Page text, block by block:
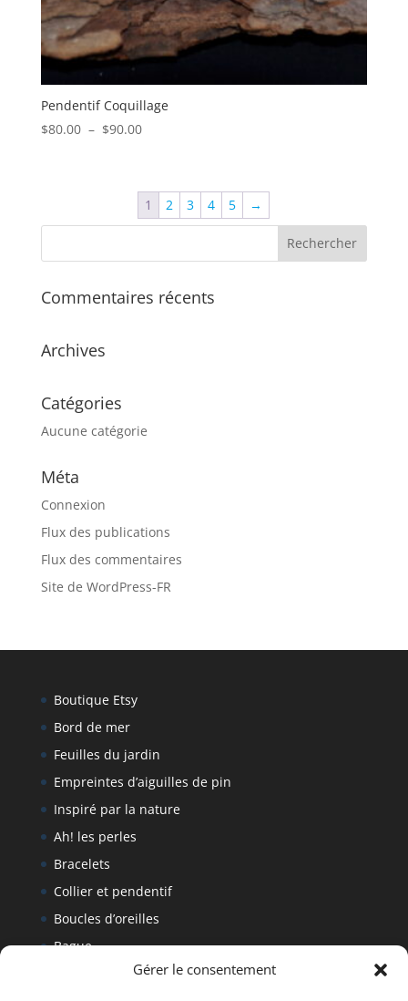
Gérer le consentement
Pendentif Coquillage
$80.00 – $90.00Plage
$80.00
1 2 3 4 5 →
Commentaires récents
Archives
Catégories
Aucune catégorie
Méta
Connexion
Flux des publications
Flux des commentaires
Site de WordPress-FR
Boutique Etsy
Bord de mer
Feuilles du jardin
Empreintes d’aiguilles de pin
Inspiré par la nature
Ah! les perles
Bracelets
Collier et pendentif
Boucles d’oreilles
Bague